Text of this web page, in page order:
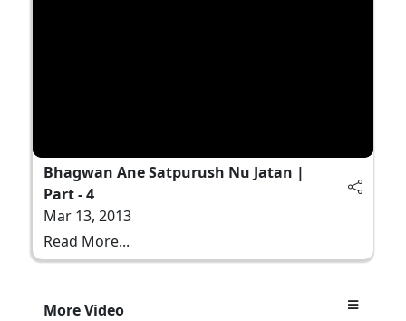
Bhagwan Ane Satpurush Nu Jatan |
Part - 4
Mar 13, 2013
Read More...
More Video